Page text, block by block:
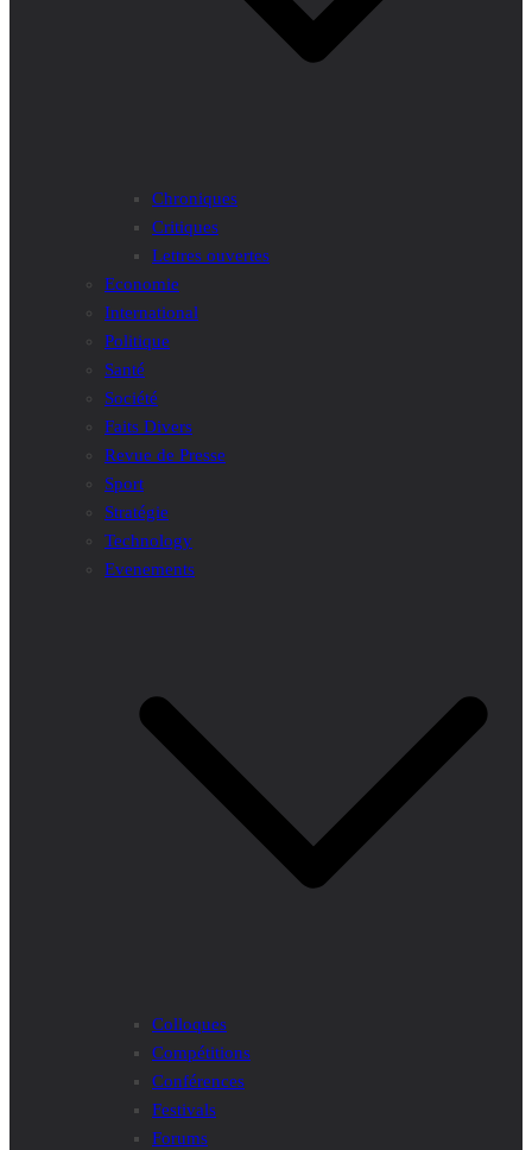
Chroniques
Critiques
Lettres ouvertes
Economie
International
Politique
Santé
Société
Faits Divers
Revue de Presse
Sport
Stratégie
Technology
Evenements
Colloques
Compétitions
Conférences
Festivals
Forums